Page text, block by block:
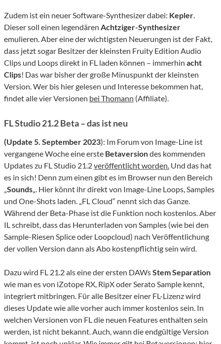
Zudem ist ein neuer Software-Synthesizer dabei: Kepler.
Dieser soll einen legendären Achtziger-Synthesizer
emulieren. Aber eine der wichtigsten Neuerungen ist der Fakt,
dass jetzt sogar Besitzer der kleinsten Fruity Edition Audio
Clips und Loops direkt in FL laden können – immerhin acht
Clips! Das war bisher der große Minuspunkt der kleinsten
Version. Wer bis hier gelesen und Interesse bekommen hat,
findet alle vier Versionen bei Thomann (Affiliate).
FL Studio 21.2 Beta – das ist neu
(Update 5. September 2023): Im Forum von Image-Line ist
vergangene Woche eine erste Betaversiondes kommenden
Updates zu FL Studio 21.2veröffentlicht worden. Und das hat
es in sich! Denn zum einen gibt es im Browser nun den Bereich
„Sounds„. Hier könnt ihr direkt von Image-Line Loops, Samples
und One-Shots laden. „FL Cloud“ nennt sich das Ganze.
Während der Beta-Phase ist die Funktion noch kostenlos. Aber
IL schreibt, dass das Herunterladen von Samples (wie bei den
Sample-Riesen Splice oder Loopcloud) nach Veröffentlichung
der vollen Version dann als Abo kostenpflichtig sein wird.
Dazu wird FL 21.2 als eine der ersten DAWsStem Separation
wie man es von iZotope RX, RipX oder Serato Sample kennt,
integriert mitbringen. Für alle Besitzer einer FL-Lizenz wird
dieses Update wie alle vorher auch immer kostenlos sein. In
welchen Versionen von FL die neuen Features enthalten sein
werden, ist nicht bekannt. Auch, wann die endgültige Version